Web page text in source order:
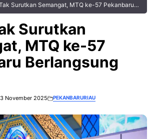
Surutkan Semangat, MTQ ke-57 Pekanbaru
Surutkan
MTQ ke-57
Berlangsung
November 2025 PEKANBARURIAU